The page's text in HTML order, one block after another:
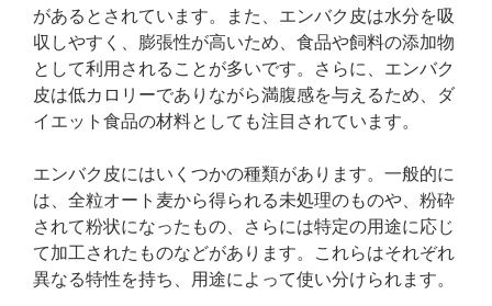
があるとされています。また、エンバク皮は水分を吸
収しやすく、膨張性が高いため、食品や飼料の添加物
として利用されることが多いです。さらに、エンバク
皮は低カロリーでありながら満腹感を与えるため、ダ
イエット食品の材料としても注目されています。
エンバク皮にはいくつかの種類があります。一般的に
は、全粒オート麦から得られる未処理のものや、粉砕
されて粉状になったもの、さらには特定の用途に応じ
て加工されたものなどがあります。これらはそれぞれ
異なる特性を持ち、用途によって使い分けられます。